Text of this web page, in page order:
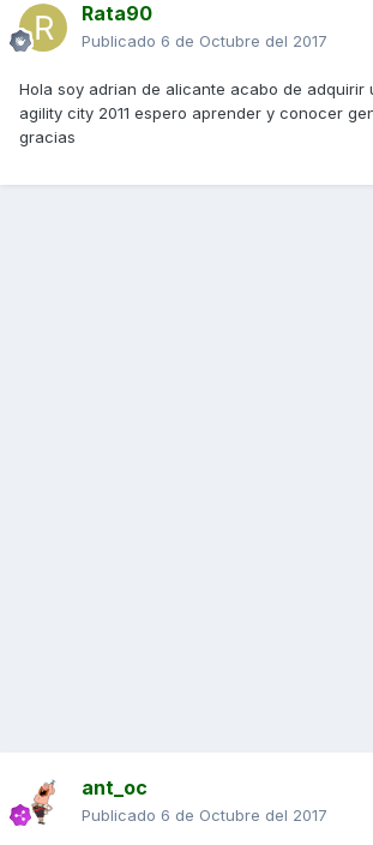
Rata90
Publicado 6 de Octubre del 2017
Hola soy adrian de alicante acabo de adquirir
agility city 2011 espero aprender y conocer
gracias
ant_oc
Publicado 6 de Octubre del 2017